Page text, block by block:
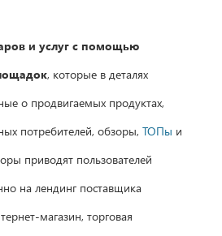
и услуг с помощью
, которые в деталях
о продвигаемых продуктах,
потребителей, обзоры, ТОПы и
приводят пользователей
на лендинг поставщика
магазин, торговая